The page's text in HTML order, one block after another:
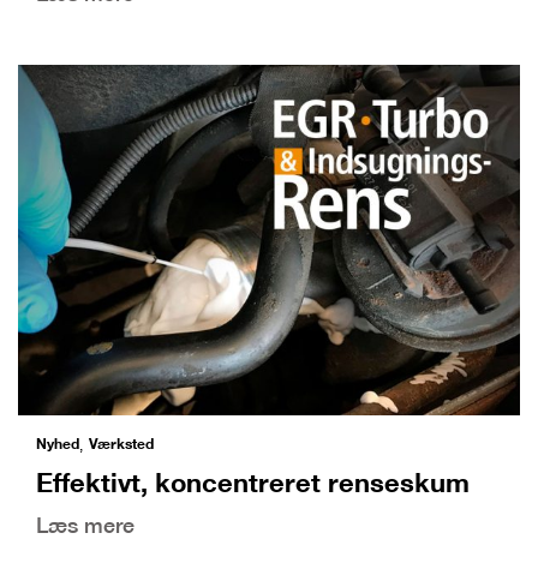
Nyhed, Værksted
Effektivt, koncentreret renseskum
Læs mere